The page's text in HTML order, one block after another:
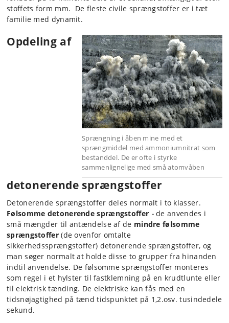
stoffets form mm. De fleste civile sprængstoffer er i tæt
familie med dynamit.
Sprængning i åben mine med et
sprængmiddel med ammoniumnitrat som
bestanddel. De er ofte i styrke
sammenlignelige med små atomvåben
Opdeling af
detonerende sprængstoffer
Detonerende sprængstoffer deles normalt i to klasser.
Følsomme detonerende sprængstoffer -de anvendes i
små mængder til antændelse af de mindre følsomme
sprængstoffer(de ovenfor omtalte
sikkerhedssprængstoffer) detonerende sprængstoffer, og
man søger normalt at holde disse to grupper fra hinanden
indtil anvendelse. De følsomme sprængstoffer monteres
som regel i et hylster til fastklemning på en krudtlunte eller
til elektrisk tænding. De elektriske kan fås med en
tidsnøjagtighed på tænd tidspunktet på 1,2.osv. tusindedele
sekund.